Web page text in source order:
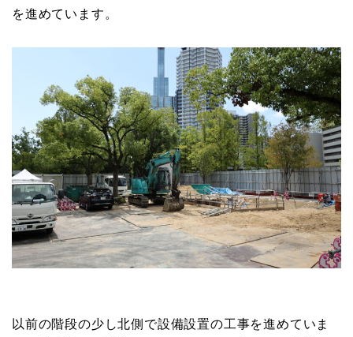
を進めています。
以前の階段の少し北側で設備設置の工事を進めていま